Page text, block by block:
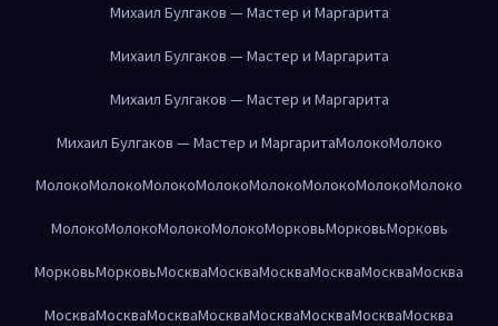
Михаил Булгаков — Мастер и Маргарита
Михаил Булгаков — Мастер и Маргарита
Михаил Булгаков — Мастер и Маргарита
Михаил Булгаков — Мастер и МаргаритаМолокоМолоко
МолокоМолокоМолокоМолокоМолокоМолокоМолокоМолоко
МолокоМолокоМолокоМолокоМорковьМорковьМорковь
МорковьМорковьМоскваМоскваМоскваМоскваМоскваМосква
МоскваМоскваМоскваМоскваМоскваМоскваМоскваМосква